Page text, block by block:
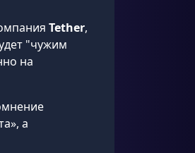
Tether,
"чужим
на
а